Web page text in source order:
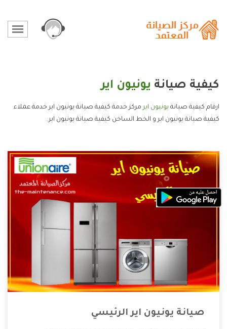
كيفية صيانة يونيون اير
ارقام كيفية صيانة يونيون ايرمركز خدمة كيفية صيانة يونيون اير خدمة عملاء
كيفية صيانة يونيون اير و الخط الساخن كيفية صيانة يونيون اير.
صيانة يونيون اير الرئيسي